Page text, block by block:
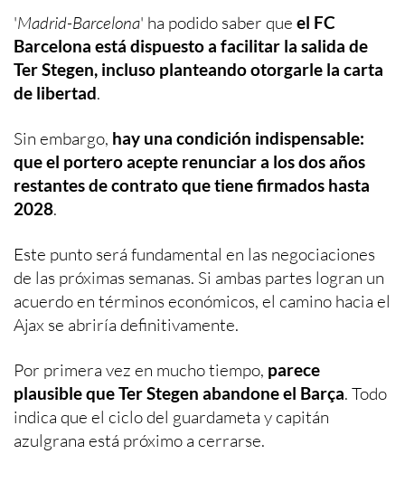
'Madrid-Barcelona' ha podido saber que el FC
Barcelona está dispuesto a facilitar la salida de
Ter Stegen, incluso planteando otorgarle la carta
de libertad.
Sin embargo, hay una condición indispensable:
que el portero acepte renunciar a los dos años
restantes de contrato que tiene firmados hasta
2028.
Este punto será fundamental en las negociaciones
de las próximas semanas. Si ambas partes logran un
acuerdo en términos económicos, el camino hacia el
Ajax se abriría definitivamente.
Por primera vez en mucho tiempo, parece
plausible que Ter Stegen abandone el Barça. Todo
indica que el ciclo del guardameta y capitán
azulgrana está próximo a cerrarse.